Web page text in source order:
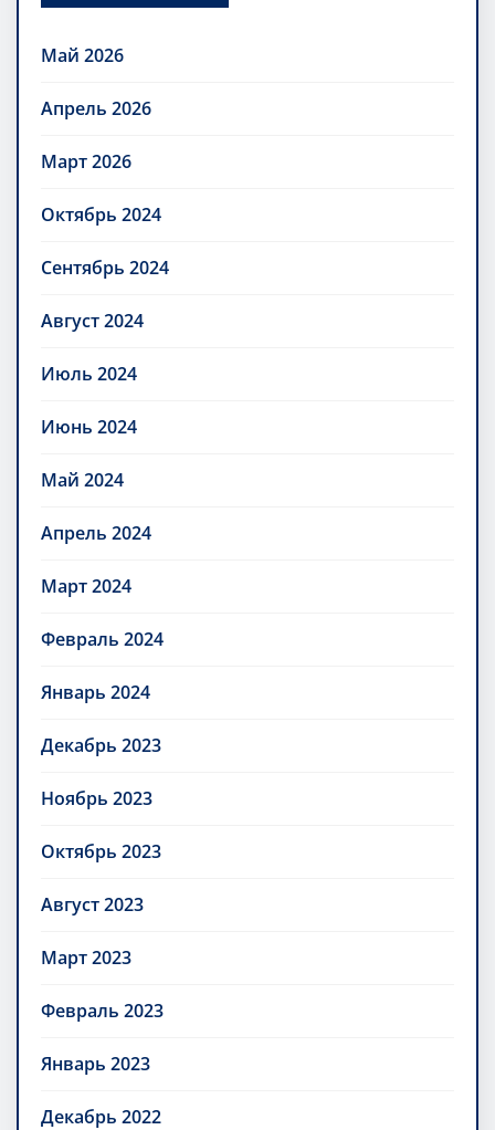
Май 2026
Апрель 2026
Март 2026
Октябрь 2024
Сентябрь 2024
Август 2024
Июль 2024
Июнь 2024
Май 2024
Апрель 2024
Март 2024
Февраль 2024
Январь 2024
Декабрь 2023
Ноябрь 2023
Октябрь 2023
Август 2023
Март 2023
Февраль 2023
Январь 2023
Декабрь 2022